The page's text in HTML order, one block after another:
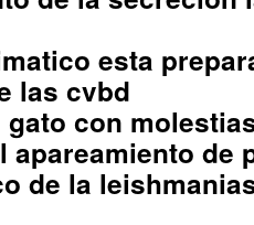
esta
las cvbd
gato con
apareamiento de
de la